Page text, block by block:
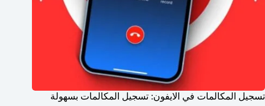
تسجيل المكالمات في الايفون: تسجيل المكالمات بسهولة